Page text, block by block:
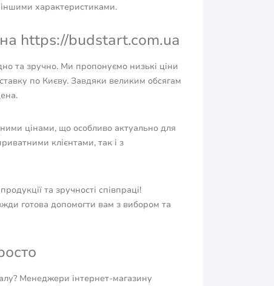
характеристиками.
на https://budstart.com.ua
та зручно. Ми пропонуємо низькі ціни
по Києву. Завдяки великим обсягам
цінами, що особливо актуально для
клієнтами, так і з
та зручності співпраці!
готова допомогти вам з вибором та
Менеджери інтернет-магазину